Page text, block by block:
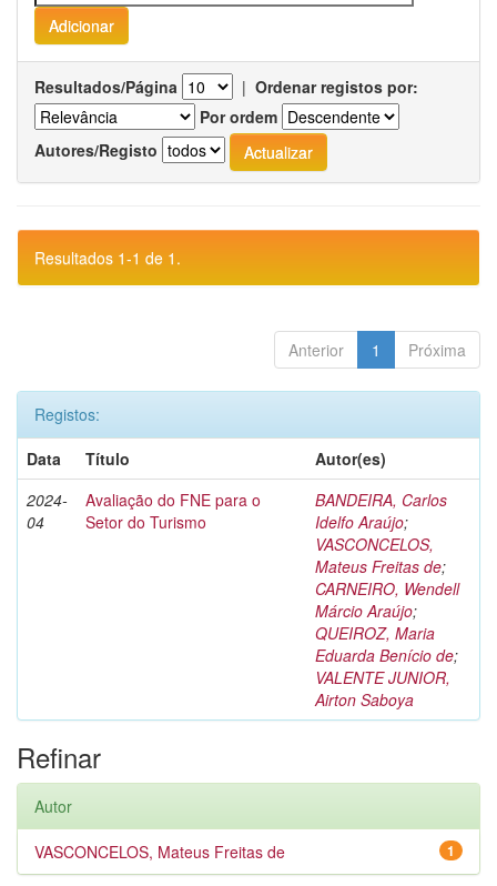
Resultados/Página | Ordenar registos por:
Por ordem
Autores/Registo
Resultados 1-1 de 1.
Anterior 1 Próxima
Registos:
Data
Título
Autor(es)
2024-
04
Avaliação do FNE para o
Setor do Turismo
BANDEIRA, Carlos
Idelfo Araújo;
VASCONCELOS,
Mateus Freitas de;
CARNEIRO, Wendell
Márcio Araújo;
QUEIROZ, Maria
Eduarda Benício de;
VALENTE JUNIOR,
Airton Saboya
Refinar
Autor
1
VASCONCELOS, Mateus Freitas de